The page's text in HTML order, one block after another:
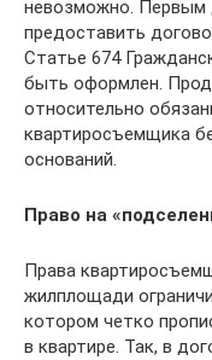
невозможно. Первым
предоставить
Статье 674
быть оформлен.
относительно
квартиросъемщика
оснований.
Право на
Права
жилплощади
котором четко
в квартире. Так, в